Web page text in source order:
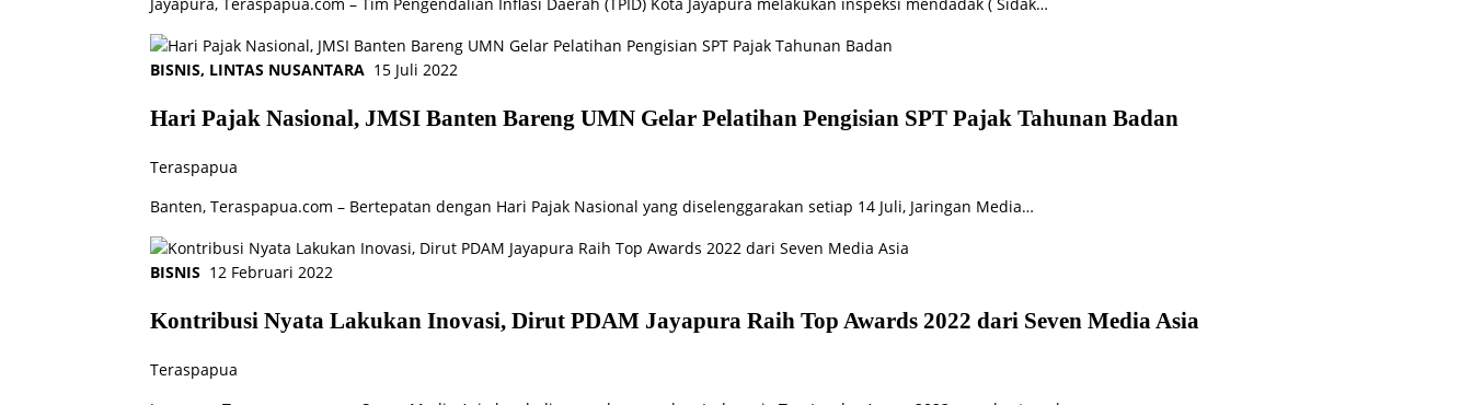
BISNIS, LINTAS NUSANTARA 15 Juli 2022
Hari Pajak Nasional, JMSI Banten Bareng UMN Gelar Pelatihan Pengisian SPT Pajak Tahunan Badan
Teraspapua
Banten, Teraspapua.com – Bertepatan dengan Hari Pajak Nasional yang diselenggarakan setiap 14 Juli, Jaringan Media…
BISNIS 12 Februari 2022
Kontribusi Nyata Lakukan Inovasi, Dirut PDAM Jayapura Raih Top Awards 2022 dari Seven Media Asia
Teraspapua